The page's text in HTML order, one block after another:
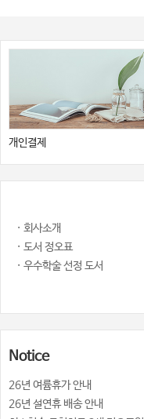
개인결제
· 회사소개
· 도서 정오표
· 우수학술 선정 도서
Notice
26년 여륨휴가 안내
26년 설연휴 배송 안내